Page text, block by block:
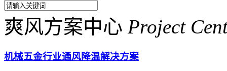
网站收藏
首页
工业大吊扇
爽风方案中心 Project
机械五金行业通风降温解决方案